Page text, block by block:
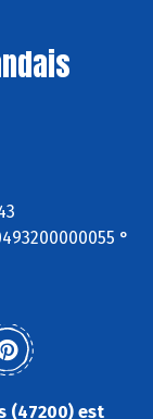
°
(47200) est